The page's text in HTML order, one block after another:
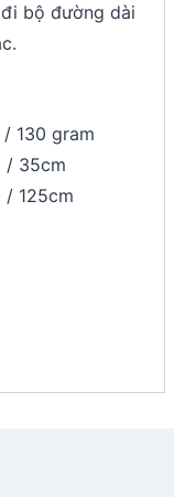
bộ đường dài
130 gram
/ 35cm
/ 125cm